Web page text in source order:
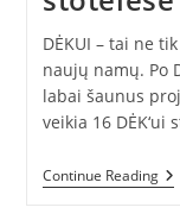
DĖKUI – tai ne
naujų namų. Po
labai šaunus
veikia 16 DĖK‘ui
Continue Reading